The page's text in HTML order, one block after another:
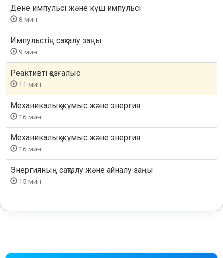
Дене импульсі және күш импульсі
8 мин
Импульстің сақталу заңы
9 мин
Реактивтi қозғалыс
11 мин
Механикалық жұмыс және энергия
16 мин
Механикалық жұмыс және энергия
16 мин
Энергияның сақталу және айналу заңы
15 мин